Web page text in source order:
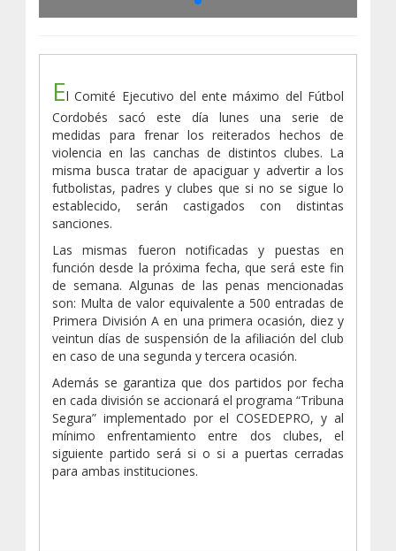
El Comité Ejecutivo del ente máximo del Fútbol
Cordobés sacó este día lunes una serie de
medidas para frenar los reiterados hechos de
violencia en las canchas de distintos clubes. La
misma busca tratar de apaciguar y advertir a los
futbolistas, padres y clubes que si no se sigue lo
establecido, serán castigados con distintas
sanciones.
Las mismas fueron notificadas y puestas en
función desde la próxima fecha, que será este fin
de semana. Algunas de las penas mencionadas
son: Multa de valor equivalente a 500 entradas de
Primera División A en una primera ocasión, diez y
veintun días de suspensión de la afiliación del club
en caso de una segunda y tercera ocasión.
Además se garantiza que dos partidos por fecha
en cada división se accionará el programa “Tribuna
Segura” implementado por el COSEDEPRO, y al
mínimo enfrentamiento entre dos clubes, el
siguiente partido será si o si a puertas cerradas
para ambas instituciones.